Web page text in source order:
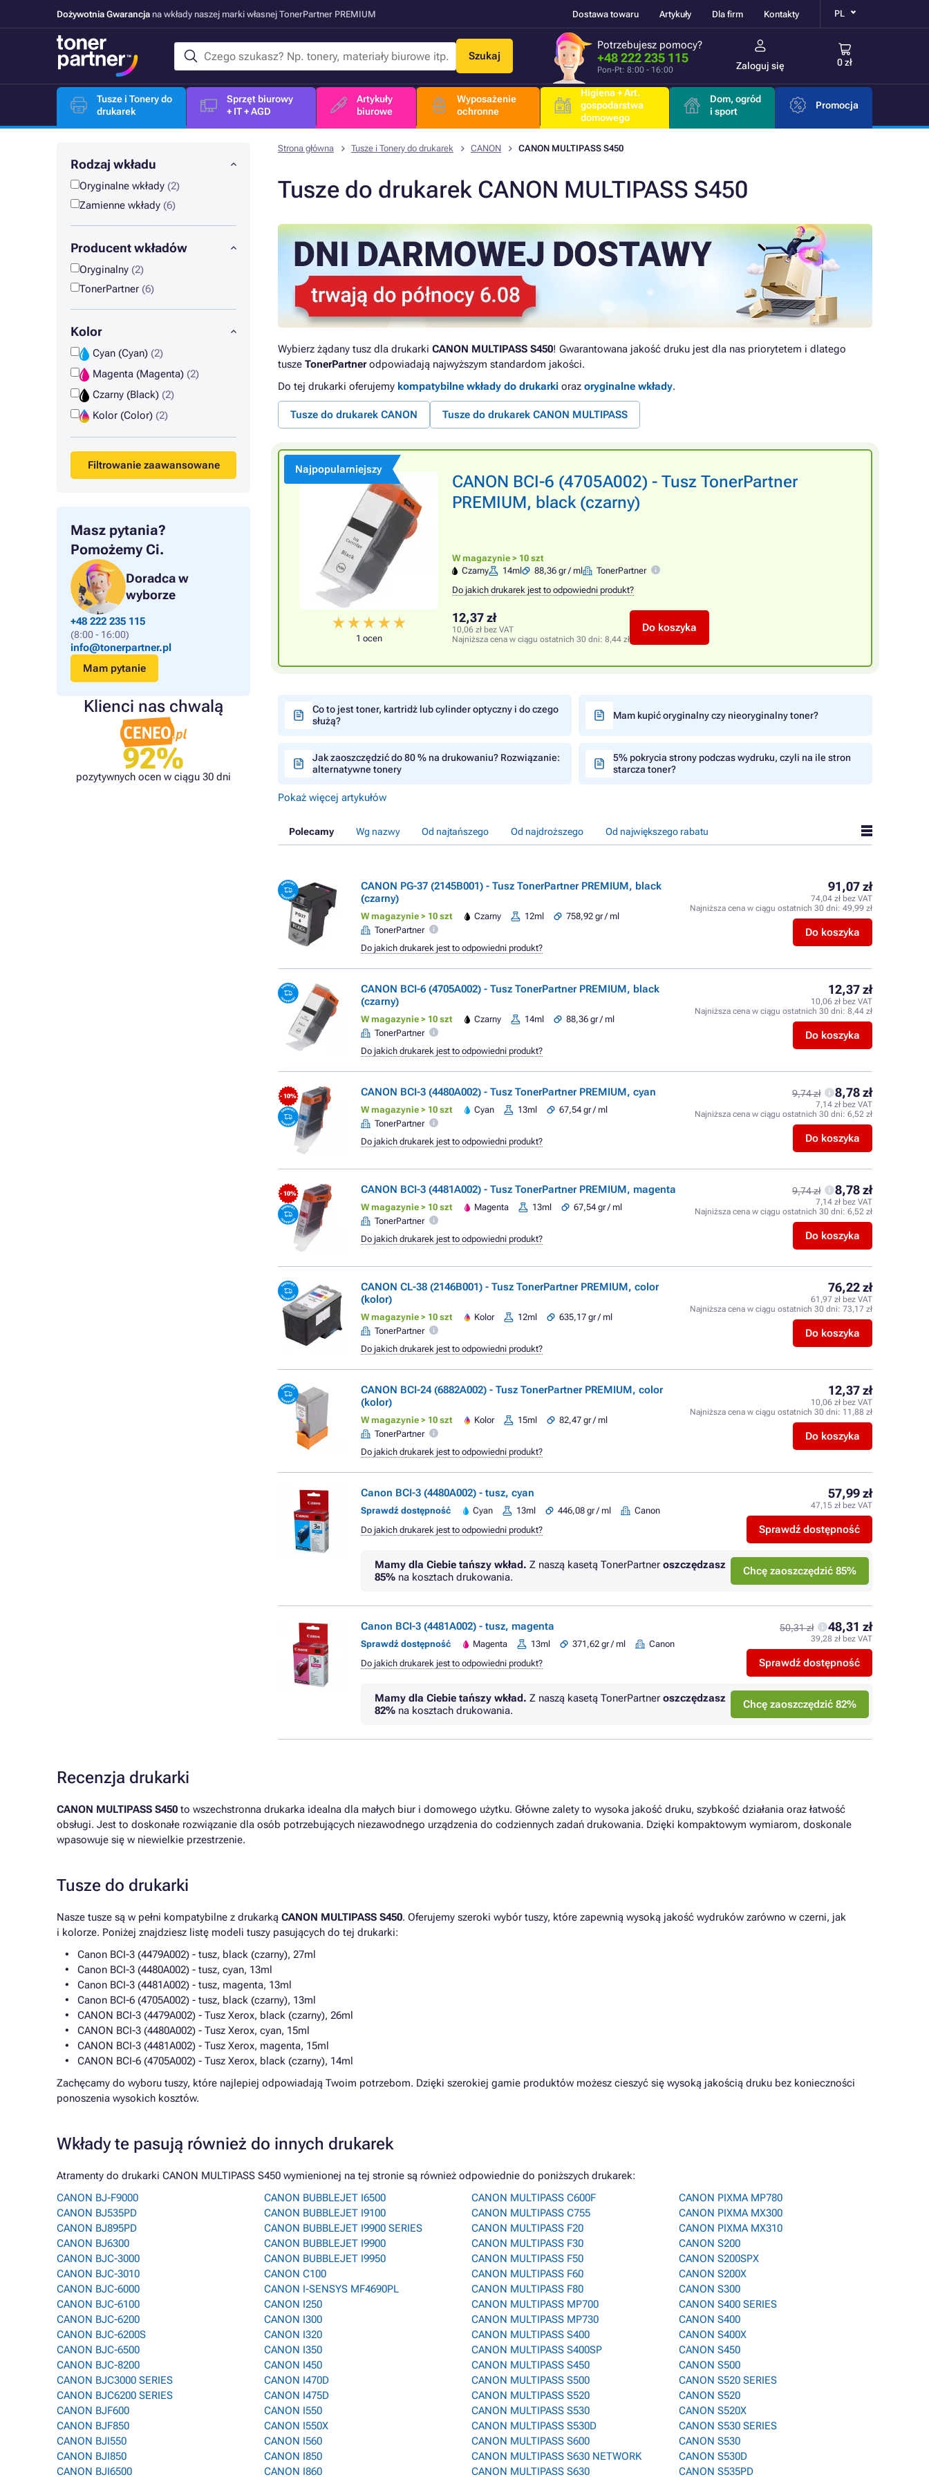
Dożywotnia Gwarancja na wkłady naszej marki własnej TonerPartner PREMIUM Dostawa towaru Artykuły Dla firm Kontakty PL
Szukaj
Potrzebujesz pomocy?
+48 222 235 115
Pon-Pt: 8:00 - 16:00 Zaloguj się 0 zł
Tusze i Tonery do
drukarek
Sprzęt biurowy
+ IT + AGD
Artykuły
biurowe
Wyposażenie
ochronne
Higiena + Art.
gospodarstwa
domowego
Dom, ogród
i sport
Promocja
Rodzaj wkładu
Oryginalne wkłady (2)
Zamienne wkłady (6)
Producent wkładów
Oryginalny (2)
TonerPartner (6)
Kolor
Cyan (Cyan) (2)
Magenta (Magenta) (2)
Czarny (Black) (2)
Kolor (Color) (2)
Filtrowanie zaawansowane
Masz pytania?
Pomożemy Ci.
Doradca w
wyborze
+48 222 235 115
(8:00 - 16:00)
info@tonerpartner.pl
Mam pytanie
Klienci nas chwalą
92%
pozytywnych ocen w ciągu 30 dni
Strona główna Tusze i Tonery do drukarek CANON CANON MULTIPASS S450
Tusze do drukarek CANON MULTIPASS S450
Wybierz żądany tusz dla drukarki CANON MULTIPASS S450! Gwarantowana jakość druku jest dla nas priorytetem i dlatego
tusze TonerPartnerodpowiadają najwyższym standardom jakości.
Do tej drukarki oferujemy kompatybilne wkłady do drukarki oraz oryginalne wkłady.
Tusze do drukarek CANON Tusze do drukarek CANON MULTIPASS
Najpopularniejszy
1 ocen
CANON BCI-6 (4705A002) - Tusz TonerPartner
PREMIUM, black (czarny)
W magazynie > 10 szt
Czarny
14ml 88,36 gr / ml
TonerPartner
Do jakich drukarek jest to odpowiedni produkt?
12,37 zł
10,06 zł bez VAT
Najniższa cena w ciągu ostatnich 30 dni: 8,44 zł
Do koszyka
Co to jest toner, kartridż lub cylinder optyczny i do czego
służą?
Mam kupić oryginalny czy nieoryginalny toner?
Jak zaoszczędzić do 80 % na drukowaniu? Rozwiązanie:
alternatywne tonery
5% pokrycia strony podczas wydruku, czyli na ile stron
starcza toner?
Pokaż więcej artykułów
Polecamy Wg nazwy Od najtańszego Od najdroższego Od największego rabatu
CANON PG-37 (2145B001) - Tusz TonerPartner PREMIUM, black
(czarny)
W magazynie > 10 szt Czarny 12ml
758,92 gr / ml
TonerPartner
91,07 zł
74,04 zł bez VAT
Najniższa cena w ciągu ostatnich 30 dni: 49,99 zł
Do koszyka
Do jakich drukarek jest to odpowiedni produkt?
CANON BCI-6 (4705A002) - Tusz TonerPartner PREMIUM, black
(czarny)
W magazynie > 10 szt Czarny 14ml
88,36 gr / ml
TonerPartner
12,37 zł
10,06 zł bez VAT
Najniższa cena w ciągu ostatnich 30 dni: 8,44 zł
Do koszyka
Do jakich drukarek jest to odpowiedni produkt?
- 10% CANON BCI-3 (4480A002) - Tusz TonerPartner PREMIUM, cyan
W magazynie > 10 szt Cyan 13ml
67,54 gr / ml
TonerPartner
9,74 zł 8,78 zł
7,14 zł bez VAT
Najniższa cena w ciągu ostatnich 30 dni: 6,52 zł
Do koszyka
Do jakich drukarek jest to odpowiedni produkt?
- 10% CANON BCI-3 (4481A002) - Tusz TonerPartner PREMIUM, magenta
W magazynie > 10 szt Magenta 13ml
67,54 gr / ml
TonerPartner
9,74 zł 8,78 zł
7,14 zł bez VAT
Najniższa cena w ciągu ostatnich 30 dni: 6,52 zł
Do koszyka
Do jakich drukarek jest to odpowiedni produkt?
CANON CL-38 (2146B001) - Tusz TonerPartner PREMIUM, color
(kolor)
W magazynie > 10 szt Kolor 12ml
635,17 gr / ml
TonerPartner
76,22 zł
61,97 zł bez VAT
Najniższa cena w ciągu ostatnich 30 dni: 73,17 zł
Do koszyka
Do jakich drukarek jest to odpowiedni produkt?
CANON BCI-24 (6882A002) - Tusz TonerPartner PREMIUM, color
(kolor)
W magazynie > 10 szt Kolor 15ml
82,47 gr / ml
TonerPartner
12,37 zł
10,06 zł bez VAT
Najniższa cena w ciągu ostatnich 30 dni: 11,88 zł
Do koszyka
Do jakich drukarek jest to odpowiedni produkt?
Canon BCI-3 (4480A002) - tusz, cyan
Sprawdź dostępność Cyan 13ml 446,08 gr / ml Canon
57,99 zł
47,15 zł bez VAT
Sprawdź dostępność
Do jakich drukarek jest to odpowiedni produkt?
Mamy dla Ciebie tańszy wkład. Z naszą kasetą TonerPartner oszczędzasz
85% na kosztach drukowania. Chcę zaoszczędzić 85%
Canon BCI-3 (4481A002) - tusz, magenta
Sprawdź dostępność Magenta 13ml 371,62 gr / ml Canon
50,31 zł 48,31 zł
39,28 zł bez VAT
Sprawdź dostępność
Do jakich drukarek jest to odpowiedni produkt?
Mamy dla Ciebie tańszy wkład. Z naszą kasetą TonerPartner oszczędzasz
82% na kosztach drukowania. Chcę zaoszczędzić 82%
Recenzja drukarki
CANON MULTIPASS S450 to wszechstronna drukarka idealna dla małych biur i domowego użytku. Główne zalety to wysoka jakość druku, szybkość działania oraz łatwość
obsługi. Jest to doskonałe rozwiązanie dla osób potrzebujących niezawodnego urządzenia do codziennych zadań drukowania. Dzięki kompaktowym wymiarom, doskonale
wpasowuje się w niewielkie przestrzenie.
Tusze do drukarki
Nasze tusze są w pełni kompatybilne z drukarką CANON MULTIPASS S450. Oferujemy szeroki wybór tuszy, które zapewnią wysoką jakość wydruków zarówno w czerni, jak
i kolorze. Poniżej znajdziesz listę modeli tuszy pasujących do tej drukarki:
Canon BCI-3 (4479A002) - tusz, black (czarny), 27ml
Canon BCI-3 (4480A002) - tusz, cyan, 13ml
Canon BCI-3 (4481A002) - tusz, magenta, 13ml
Canon BCI-6 (4705A002) - tusz, black (czarny), 13ml
CANON BCI-3 (4479A002) - Tusz Xerox, black (czarny), 26ml
CANON BCI-3 (4480A002) - Tusz Xerox, cyan, 15ml
CANON BCI-3 (4481A002) - Tusz Xerox, magenta, 15ml
CANON BCI-6 (4705A002) - Tusz Xerox, black (czarny), 14ml
Zachęcamy do wyboru tuszy, które najlepiej odpowiadają Twoim potrzebom. Dzięki szerokiej gamie produktów możesz cieszyć się wysoką jakością druku bez konieczności
ponoszenia wysokich kosztów.
Wkłady te pasują również do innych drukarek
Atramenty do drukarki CANON MULTIPASS S450 wymienionej na tej stronie są również odpowiednie do poniższych drukarek:
CANON BJ-F9000
CANON BJ535PD
CANON BJ895PD
CANON BJ6300
CANON BJC-3000
CANON BJC-3010
CANON BJC-6000
CANON BJC-6100
CANON BJC-6200
CANON BJC-6200S
CANON BJC-6500
CANON BJC-8200
CANON BJC3000 SERIES
CANON BJC6200 SERIES
CANON BJF600
CANON BJF850
CANON BJI550
CANON BJI850
CANON BJI6500
CANON BUBBLEJET I6500
CANON BUBBLEJET I9100
CANON BUBBLEJET I9900 SERIES
CANON BUBBLEJET I9900
CANON BUBBLEJET I9950
CANON C100
CANON I-SENSYS MF4690PL
CANON I250
CANON I300
CANON I320
CANON I350
CANON I450
CANON I470D
CANON I475D
CANON I550
CANON I550X
CANON I560
CANON I850
CANON I860
CANON MULTIPASS C600F
CANON MULTIPASS C755
CANON MULTIPASS F20
CANON MULTIPASS F30
CANON MULTIPASS F50
CANON MULTIPASS F60
CANON MULTIPASS F80
CANON MULTIPASS MP700
CANON MULTIPASS MP730
CANON MULTIPASS S400
CANON MULTIPASS S400SP
CANON MULTIPASS S450
CANON MULTIPASS S500
CANON MULTIPASS S520
CANON MULTIPASS S530
CANON MULTIPASS S530D
CANON MULTIPASS S600
CANON MULTIPASS S630 NETWORK
CANON MULTIPASS S630
CANON PIXMA MP780
CANON PIXMA MX300
CANON PIXMA MX310
CANON S200
CANON S200SPX
CANON S200X
CANON S300
CANON S400 SERIES
CANON S400
CANON S400X
CANON S450
CANON S500
CANON S520 SERIES
CANON S520
CANON S520X
CANON S530 SERIES
CANON S530
CANON S530D
CANON S535PD